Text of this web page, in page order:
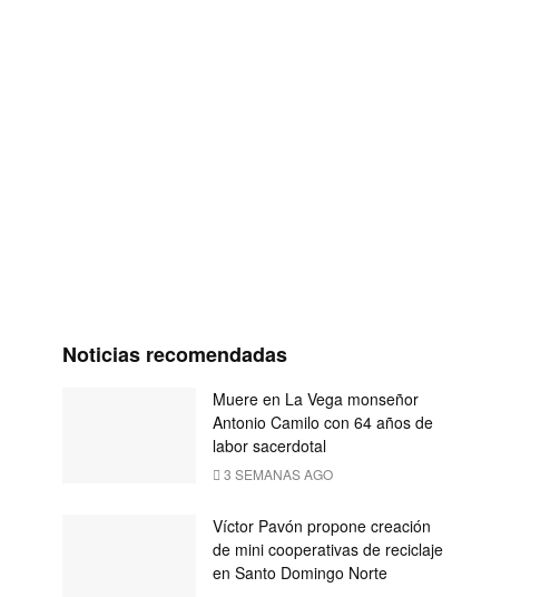
Noticias recomendadas
Muere en La Vega monseñor
Antonio Camilo con 64 años de
labor sacerdotal
3 SEMANAS AGO
Víctor Pavón propone creación
de mini cooperativas de reciclaje
en Santo Domingo Norte